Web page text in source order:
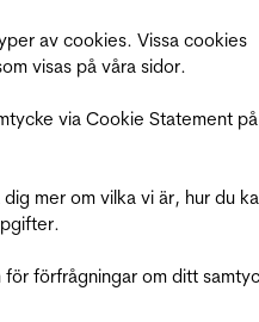
av cookies. Vissa cookies
visas på våra sidor.
via Cookie Statement
mer om vilka vi är, hur du
förfrågningar om ditt